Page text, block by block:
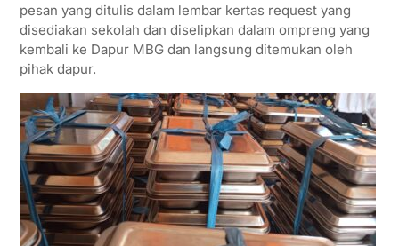
pesan yang ditulis dalam lembar kertas request yang
disediakan sekolah dan diselipkan dalam ompreng yang
kembali ke Dapur MBG dan langsung ditemukan oleh
pihak dapur.